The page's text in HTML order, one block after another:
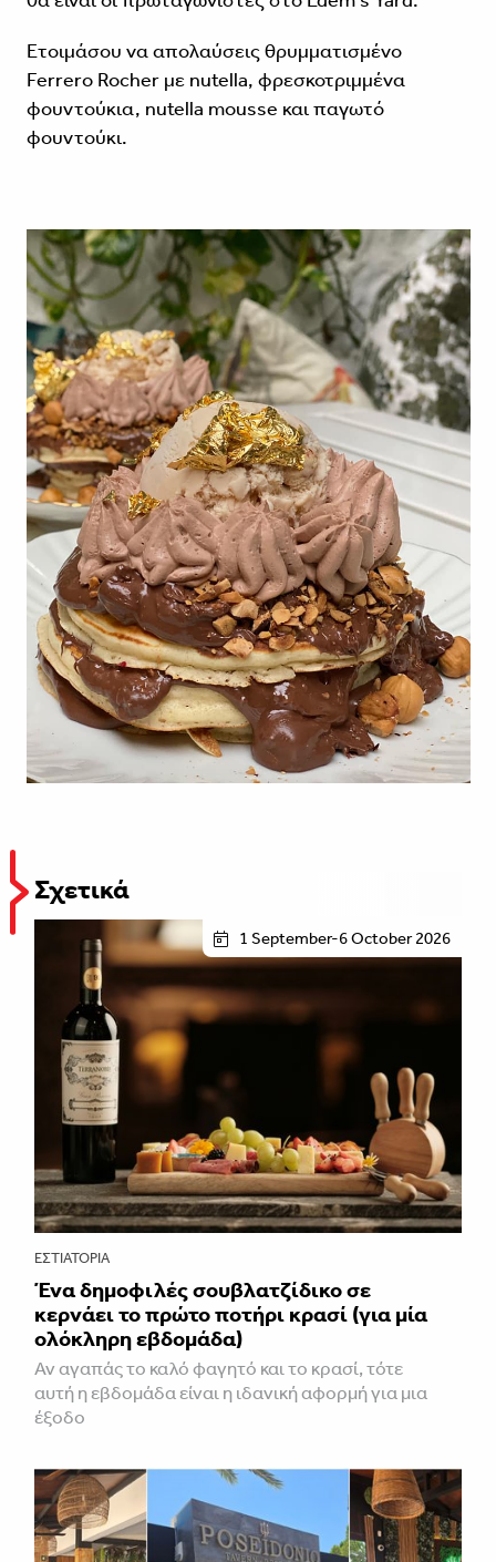
Eτοιμάσου να απολαύσεις θρυμματισμένο
Ferrero Rocher με nutella, φρεσκοτριμμένα
φουντούκια, nutella mousse και παγωτό
φουντούκι.
Σχετικά
1 September-6 October 2026
ΕΣΤΙΑΤΌΡΙΑ
Ένα δημοφιλές σουβλατζίδικο σε
κερνάει το πρώτο ποτήρι κρασί (για μία
ολόκληρη εβδομάδα)
Αν αγαπάς το καλό φαγητό και το κρασί, τότε
αυτή η εβδομάδα είναι η ιδανική αφορμή για μια
έξοδο